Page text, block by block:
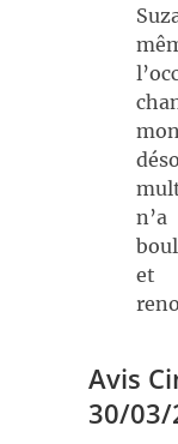
et
Avis
30/03/